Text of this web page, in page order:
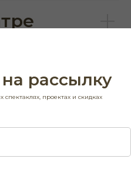
рассылку
проектах и скидках